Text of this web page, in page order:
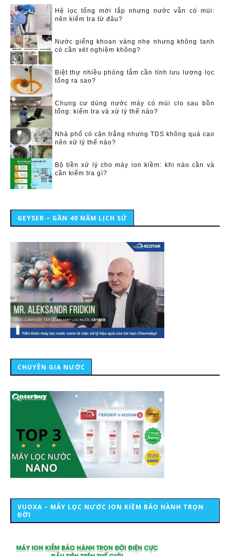
Hệ lọc tổng mới lắp nhưng nước vẫn có mùi:
nên kiểm tra từ đâu?
Nước giếng khoan vàng nhẹ nhưng không tanh
có cần xét nghiệm không?
Biệt thự nhiều phòng tắm cần tính lưu lượng lọc
tổng ra sao?
Chung cư dùng nước máy có mùi clo sau bồn
tổng: kiểm tra và xử lý thế nào?
Nhà phố có cặn trắng nhưng TDS không quá cao
nên xử lý thế nào?
Bộ tiền xử lý cho máy ion kiềm: khi nào cần và
cần kiểm tra gì?
GEYSER – GẦN 40 NĂM LỊCH SỬ
CHUYÊN GIA NƯỚC
VUOXA – MÁY LỌC NƯỚC ION KIỀM BẢO HÀNH TRỌN
ĐỜI